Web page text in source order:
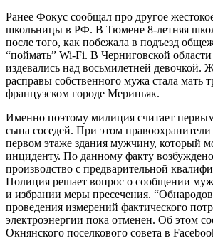
Ранее Фокус сообщал про другое
школьницы в РФ. В Тюмене 8-летняя
после того, как побежала в подъезд
“поймать” Wi-Fi. В Черниговской
издевались над восьмилетней девочкой.
расправы собственного мужа стала мать
французском городе Мериньяк.
Именно поэтому милиция считает
сына соседей. При этом правоохранители
первом этаже здания мужчину, который
инциденту. По данному факту
производство с предварительной
Полиция решает вопрос о сообщении
и избрании меры пресечения.
проведения измерений фактического
электроэнергии пока отменен. Об этом
Окнянского поселкового совета в